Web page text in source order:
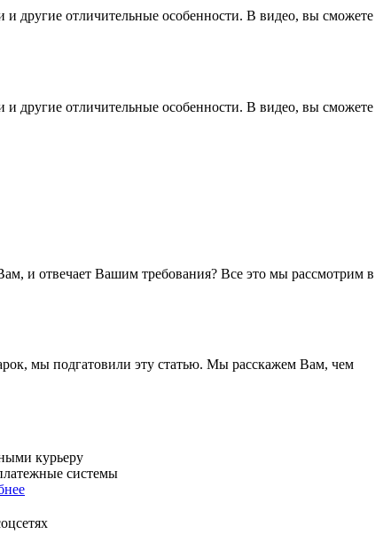
и другие отличительные особенности. В видео, вы сможете
и другие отличительные особенности. В видео, вы сможете
и отвечает Вашим требования? Все это мы рассмотрим в
мы подгатовили эту статью. Мы расскажем Вам, чем
курьеру
системы